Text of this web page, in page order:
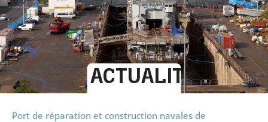
ACTUALITÉS
Port de réparation et construction navales de